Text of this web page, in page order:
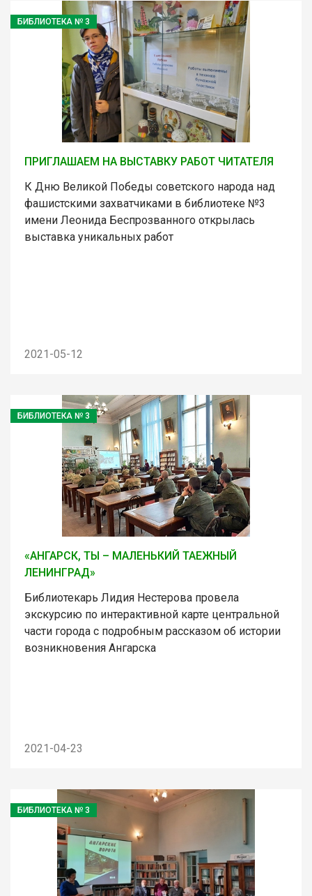
БИБЛИОТЕКА № 3
ПРИГЛАШАЕМ НА ВЫСТАВКУ РАБОТ ЧИТАТЕЛЯ
К Дню Великой Победы советского народа над
фашистскими захватчиками в библиотеке №3
имени Леонида Беспрозванного открылась
выставка уникальных работ
2021-05-12
БИБЛИОТЕКА № 3
«АНГАРСК, ТЫ – МАЛЕНЬКИЙ ТАЕЖНЫЙ
ЛЕНИНГРАД»
Библиотекарь Лидия Нестерова провела
экскурсию по интерактивной карте центральной
части города с подробным рассказом об истории
возникновения Ангарска
2021-04-23
БИБЛИОТЕКА № 3